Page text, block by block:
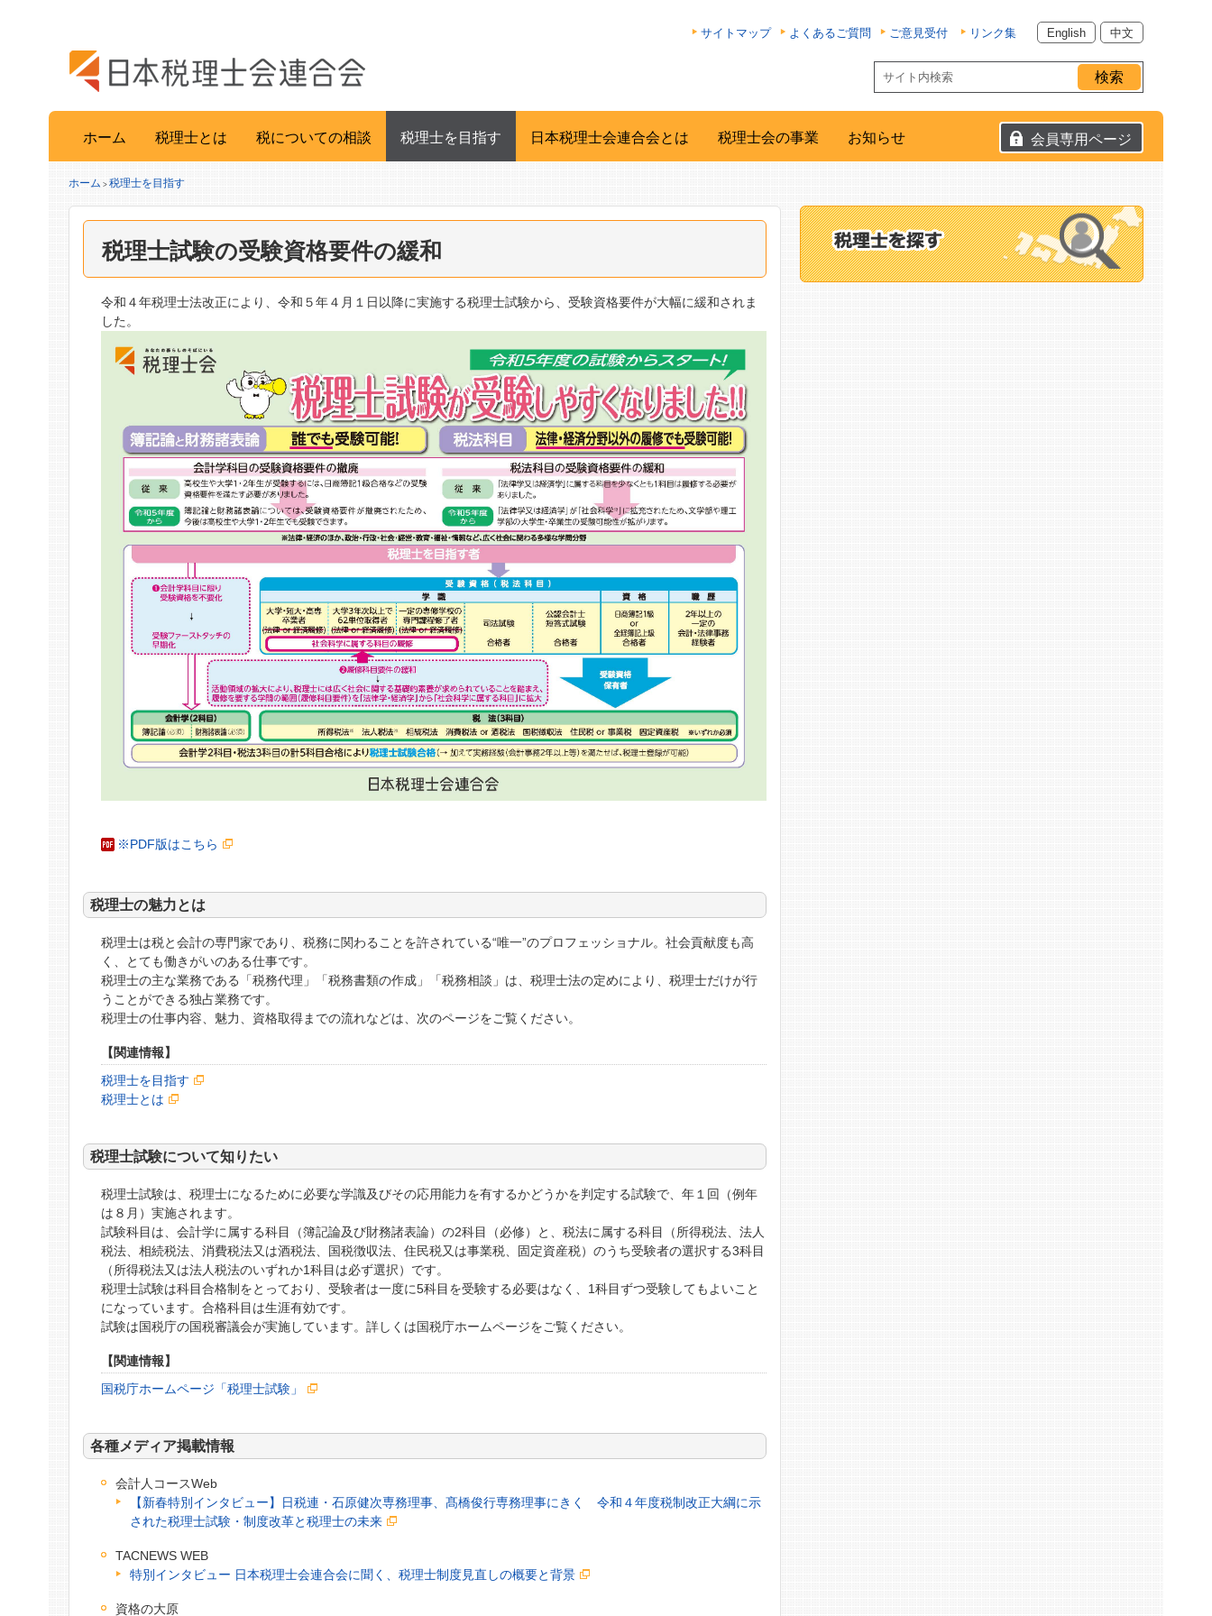
サイトマップ よくあるご質問 ご意見受付 リンク集 English 中文
会員専用ページ
ホーム 税理士とは 税についての相談 税理士を目指す 日本税理士会連合会とは 税理士会の事業 お知らせ
ホーム >税理士を目指す
税理士試験の受験資格要件の緩和
令和４年税理士法改正により、令和５年４月１日以降に実施する税理士試験から、受験資格要件が大幅に緩和されま
した。
※PDF版はこちら
税理士の魅力とは
税理士は税と会計の専門家であり、税務に関わることを許されている“唯一”のプロフェッショナル。社会貢献度も高
く、とても働きがいのある仕事です。
税理士の主な業務である「税務代理」「税務書類の作成」「税務相談」は、税理士法の定めにより、税理士だけが行
うことができる独占業務です。
税理士の仕事内容、魅力、資格取得までの流れなどは、次のページをご覧ください。
【関連情報】
税理士を目指す
税理士とは
税理士試験について知りたい
税理士試験は、税理士になるために必要な学識及びその応用能力を有するかどうかを判定する試験で、年１回（例年
は８月）実施されます。
試験科目は、会計学に属する科目（簿記論及び財務諸表論）の2科目（必修）と、税法に属する科目（所得税法、法人
税法、相続税法、消費税法又は酒税法、国税徴収法、住民税又は事業税、固定資産税）のうち受験者の選択する3科目
（所得税法又は法人税法のいずれか1科目は必ず選択）です。
税理士試験は科目合格制をとっており、受験者は一度に5科目を受験する必要はなく、1科目ずつ受験してもよいこと
になっています。合格科目は生涯有効です。
試験は国税庁の国税審議会が実施しています。詳しくは国税庁ホームページをご覧ください。
【関連情報】
国税庁ホームページ「税理士試験」
各種メディア掲載情報
会計人コースWeb
【新春特別インタビュー】日税連・石原健次専務理事、髙橋俊行専務理事にきく 令和４年度税制改正大綱に示
された税理士試験・制度改革と税理士の未来
TACNEWS WEB
特別インタビュー 日本税理士会連合会に聞く、税理士制度見直しの概要と背景
資格の大原